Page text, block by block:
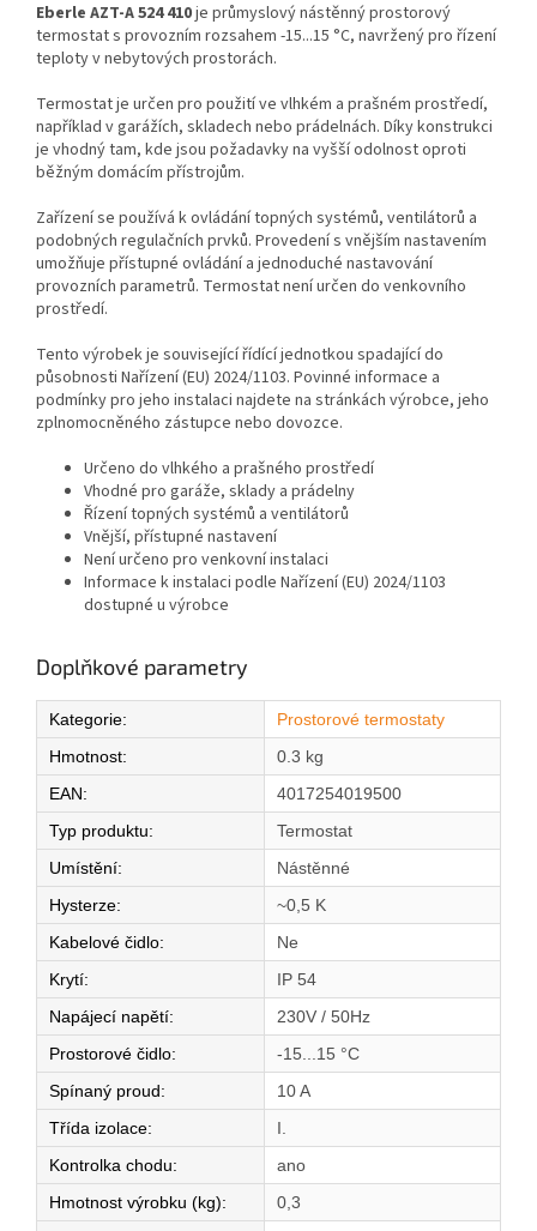
Eberle AZT-A 524 410je průmyslový nástěnný prostorový
termostat s provozním rozsahem -15...15 °C, navržený pro řízení
teploty v nebytových prostorách.
Termostat je určen pro použití ve vlhkém a prašném prostředí,
například v garážích, skladech nebo prádelnách. Díky konstrukci
je vhodný tam, kde jsou požadavky na vyšší odolnost oproti
běžným domácím přístrojům.
Zařízení se používá k ovládání topných systémů, ventilátorů a
podobných regulačních prvků. Provedení s vnějším nastavením
umožňuje přístupné ovládání a jednoduché nastavování
provozních parametrů. Termostat není určen do venkovního
prostředí.
Tento výrobek je související řídící jednotkou spadající do
působnosti Nařízení (EU) 2024/1103. Povinné informace a
podmínky pro jeho instalaci najdete na stránkách výrobce, jeho
zplnomocněného zástupce nebo dovozce.
Určeno do vlhkého a prašného prostředí
Vhodné pro garáže, sklady a prádelny
Řízení topných systémů a ventilátorů
Vnější, přístupné nastavení
Není určeno pro venkovní instalaci
Informace k instalaci podle Nařízení (EU) 2024/1103
dostupné u výrobce
Doplňkové parametry
Kategorie:
Prostorové termostaty
Hmotnost:
0.3 kg
EAN:
4017254019500
Typ produktu:
Termostat
Umístění:
Nástěnné
Hysterze:
~0,5 K
Kabelové čidlo:
Ne
Krytí:
IP 54
Napájecí napětí:
230V / 50Hz
Prostorové čidlo:
-15...15 °C
Spínaný proud:
10 A
Třída izolace:
I.
Kontrolka chodu:
ano
Hmotnost výrobku (kg):
0,3